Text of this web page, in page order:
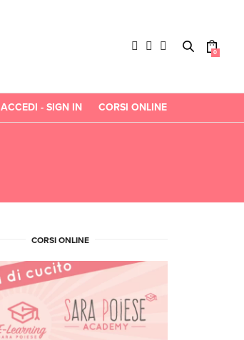
0
ACCEDI - SIGN IN CORSI ONLINE
CORSI ONLINE